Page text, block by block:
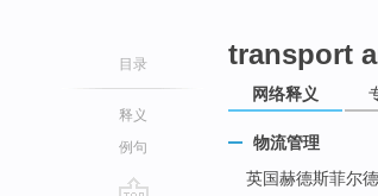
目录
释义
例句
transport
网络释义
物流管理
英国赫德斯菲尔